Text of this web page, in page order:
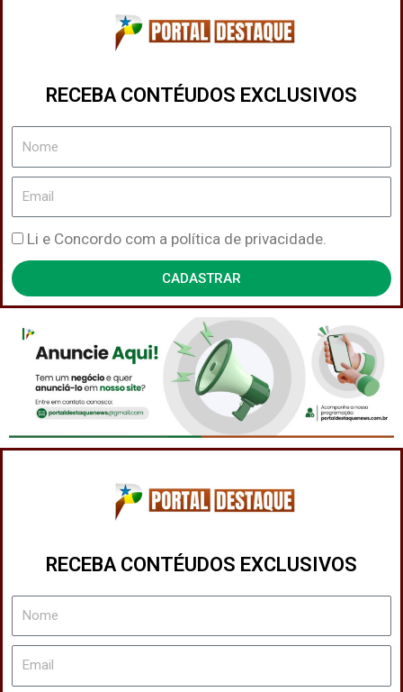
RECEBA CONTÉUDOS EXCLUSIVOS
Nome
Email
Política
de
Privacidade
Li e Concordo com a política de privacidade.
CADASTRAR
RECEBA CONTÉUDOS EXCLUSIVOS
Nome
Email